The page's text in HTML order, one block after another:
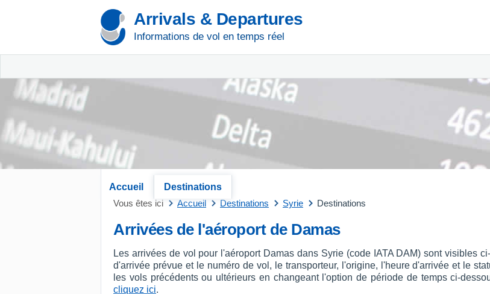
Arrivals & Departures
Informations de vol en temps réel
Accueil
Destinations
Vous êtes ici
Accueil Destinations Syrie Destinations
Arrivées de l'aéroport de Damas
Les arrivées de vol pour l'aéroport Damas dans Syrie (code IATA DAM) sont visibles
d'arrivée prévue et le numéro de vol, le transporteur, l'origine, l'heure d'arrivée et le
les vols précédents ou ultérieurs en changeant l'option de période de temps ci-
cliquez ici.